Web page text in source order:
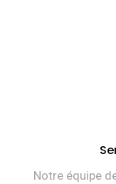
Notre équipe